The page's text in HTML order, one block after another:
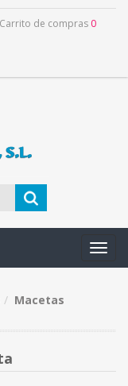
Carrito de compras 0
Macetas